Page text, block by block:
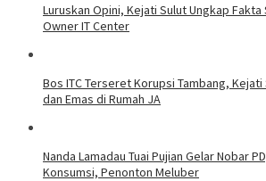
Luruskan Opini, Kejati Sulut Ungkap Fakta
Owner IT Center
Bos ITC Terseret Korupsi Tambang, Kejati
dan Emas di Rumah JA
Nanda Lamadau Tuai Pujian Gelar Nobar
Konsumsi, Penonton Meluber